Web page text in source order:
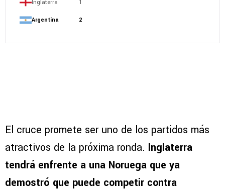
El cruce promete ser uno de los partidos más
atractivos de la próxima ronda. Inglaterra
tendrá enfrente a una Noruega que ya
demostró que puede competir contra